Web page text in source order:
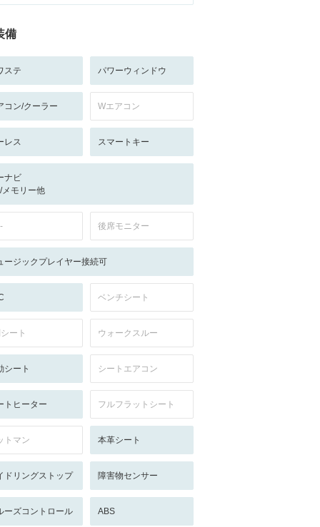
備
ステ パワーウィンドウ
コン/クーラー Wエアコン
レス スマートキー
ナビ
メモリー他
後席モニター
ージックプレイヤー接続可
ベンチシート
ート ウォークスルー
シート シートエアコン
トヒーター フルフラットシート
トマン 本革シート
ドリングストップ 障害物センサー
ーズコントロール ABS